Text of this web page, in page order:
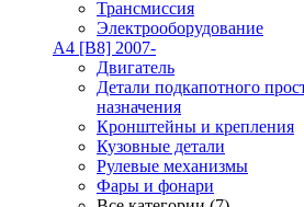
Трансмиссия
Электрооборудование
A4 [B8] 2007-
Двигатель
Детали подкапотного
назначения
Кронштейны и крепления
Кузовные детали
Рулевые механизмы
Фары и фонари